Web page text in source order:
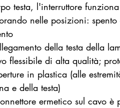
testa, l'interruttore
nelle posizioni:
della testa della
flessibile di alta qualità;
in plastica (alle
e della testa)
ermetico sul cavo è